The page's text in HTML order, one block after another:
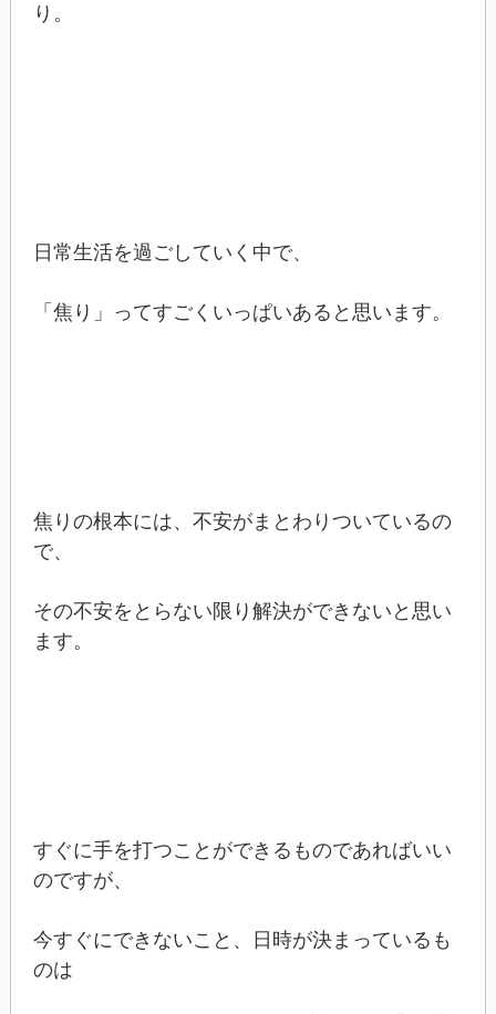
り。
日常生活を過ごしていく中で、
「焦り」ってすごくいっぱいあると思います。
焦りの根本には、不安がまとわりついているの
で、
その不安をとらない限り解決ができないと思い
ます。
すぐに手を打つことができるものであればいい
のですが、
今すぐにできないこと、日時が決まっているも
のは